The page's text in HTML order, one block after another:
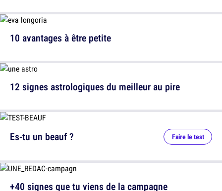
10 avantages à être petite
12 signes astrologiques du meilleur au pire
Es-tu un beauf ? Faire le test
+40 signes que tu viens de la campagne